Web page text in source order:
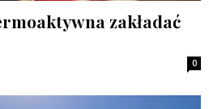
zakładać
0